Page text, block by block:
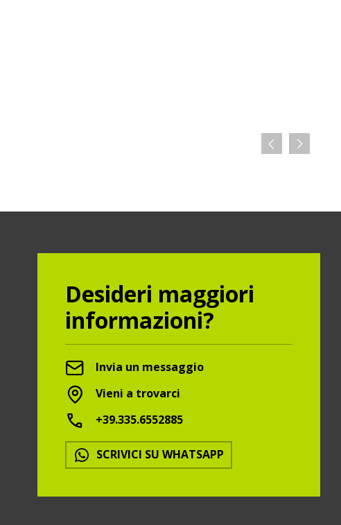
Desideri maggiori
informazioni?
Invia un messaggio
Vieni a trovarci
+39.335.6552885
SCRIVICI SU WHATSAPP